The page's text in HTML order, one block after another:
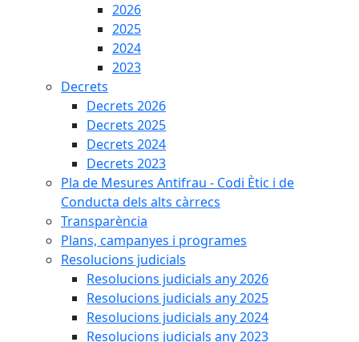
2026
2025
2024
2023
Decrets
Decrets 2026
Decrets 2025
Decrets 2024
Decrets 2023
Pla de Mesures Antifrau - Codi Ètic i de
Conducta dels alts càrrecs
Transparència
Plans, campanyes i programes
Resolucions judicials
Resolucions judicials any 2026
Resolucions judicials any 2025
Resolucions judicials any 2024
Resolucions judicials any 2023